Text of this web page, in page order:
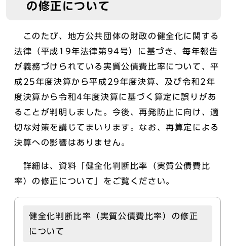
の修正について
このたび、地方公共団体の財政の健全化に関する
法律（平成19年法律第94号）に基づき、毎年報告
が義務づけられている実質公債費比率について、平
成25年度決算から平成29年度決算、及び令和2年
度決算から令和4年度決算に基づく算定に誤りがあ
ることが判明しました。今後、再発防止に向け、適
切な対策を講じてまいります。なお、再算定による
決算への影響はありません。
詳細は、資料「健全化判断比率（実質公債費比
率）の修正について」をご覧ください。
健全化判断比率（実質公債費比率）の修正
について